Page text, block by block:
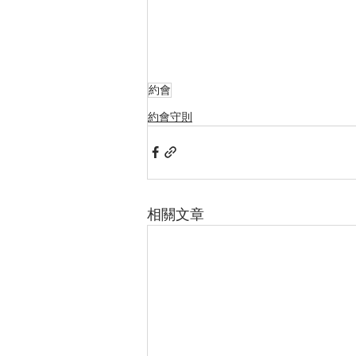
約會
約會守則
相關文章